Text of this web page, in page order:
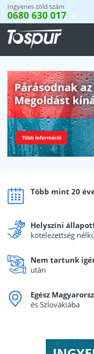
Ingyenes zöld szám
0680 630 017
Több mint 20
Helyszíni
kötelezettség
Nem tartunk
után
Egész
és Szlovákiába